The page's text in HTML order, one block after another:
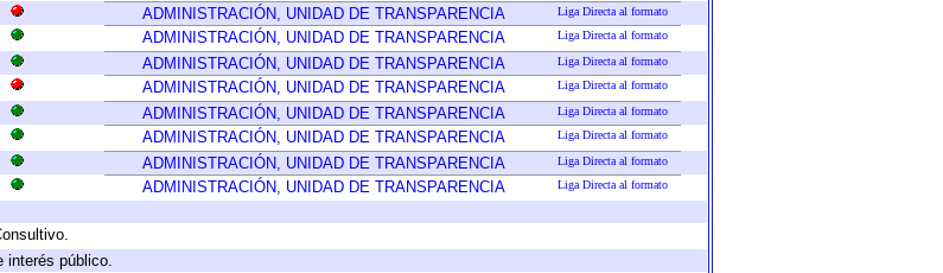
ADMINISTRACIÓN, UNIDAD DE TRANSPARENCIA Liga Directa al formato
ADMINISTRACIÓN, UNIDAD DE TRANSPARENCIA Liga Directa al formato
ADMINISTRACIÓN, UNIDAD DE TRANSPARENCIA Liga Directa al formato
ADMINISTRACIÓN, UNIDAD DE TRANSPARENCIA Liga Directa al formato
ADMINISTRACIÓN, UNIDAD DE TRANSPARENCIA Liga Directa al formato
ADMINISTRACIÓN, UNIDAD DE TRANSPARENCIA Liga Directa al formato
ADMINISTRACIÓN, UNIDAD DE TRANSPARENCIA Liga Directa al formato
ADMINISTRACIÓN, UNIDAD DE TRANSPARENCIA Liga Directa al formato
interés público.